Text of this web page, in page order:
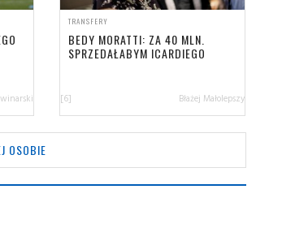
TRANSFERY
BEDY MORATTI: ZA 40 MLN.
SPRZEDAŁABYM ICARDIEGO
[6] Błażej Małolepszy
OSOBIE